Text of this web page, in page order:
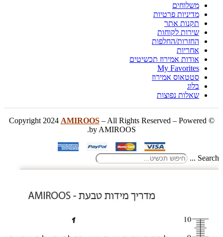
משלוחים
מדיניות פרטיות
תקנות אתר
שירות לקוחות
החזרות/החלפות
אחריות
אודות אמירוז תכשיטים
My Favorites
סטטאוס אמירוז
בלוג
שאלות נפוצות
© Copyright 2024
AMIROOS– All Rights Reserved – Powered
by AMIROOS.
Search ...